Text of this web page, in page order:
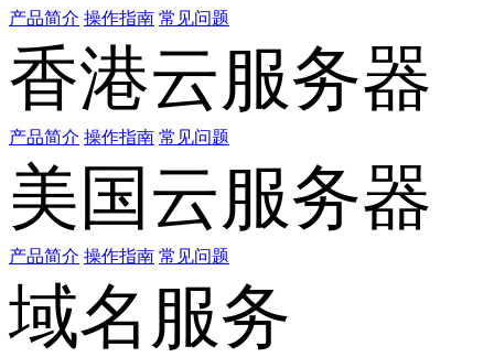
产品简介 操作指南 常见问题
香港云服务器
产品简介 操作指南 常见问题
美国云服务器
产品简介 操作指南 常见问题
域名服务